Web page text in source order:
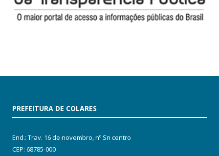
PREFEITURA DE COLARES
End.: Trav. 16 de novembro, nº Sn centro
CEP: 68785-000